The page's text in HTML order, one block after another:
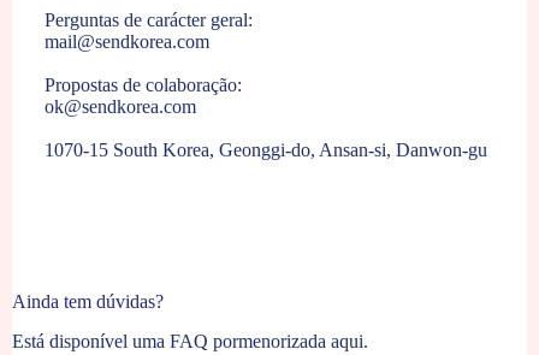
Perguntas de carácter geral:
mail@sendkorea.com
Propostas de colaboração:
ok@sendkorea.com
1070-15 South Korea, Geonggi-do, Ansan-si, Danwon-gu
Ainda tem dúvidas?
Está disponível uma FAQ pormenorizada aqui.